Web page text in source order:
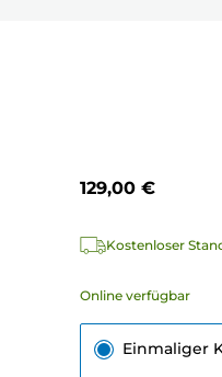
129,00 €
Kostenloser
Online verfügbar
Einmaliger